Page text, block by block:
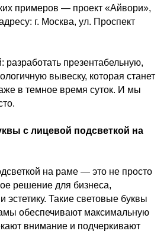
примеров — проект «Айвори»,
г. Москва, ул. Проспект
разработать презентабельную,
вывеску, которая станет
в темное время суток. И мы
с лицевой подсветкой на
на раме — это не просто
решение для бизнеса,
эстетику. Такие световые буквы
обеспечивают максимальную
внимание и подчеркивают